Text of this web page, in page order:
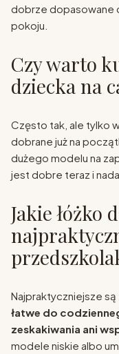
dobrze dopasowane
pokoju.
Czy warto
dziecka na
Często tak, ale tylko
dobrane już na
dużego modelu na
jest dobre teraz i
Jakie łóżko
Najpraktyczniejsze są
łatwe do
zeskakiwania ani
modele niskie albo